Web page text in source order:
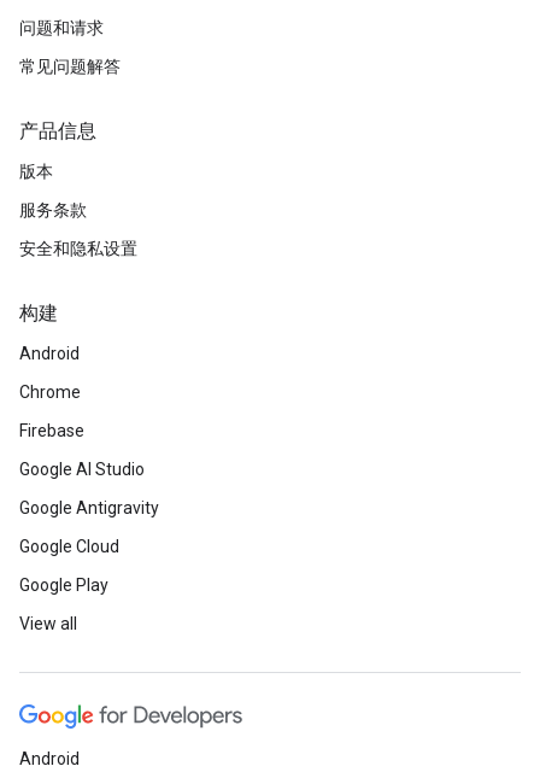
问题和请求
常见问题解答
产品信息
版本
服务条款
安全和隐私设置
构建
Android
Chrome
Firebase
Google AI Studio
Google Antigravity
Google Cloud
Google Play
View all
Android